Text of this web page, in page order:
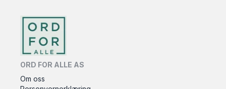
ORD FOR ALLE AS
Om oss